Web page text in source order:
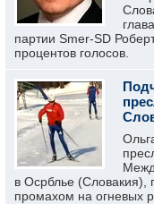
партии Smer-SD
процентов голосов.
в Осрблье (Словакия),
промахом на огневых